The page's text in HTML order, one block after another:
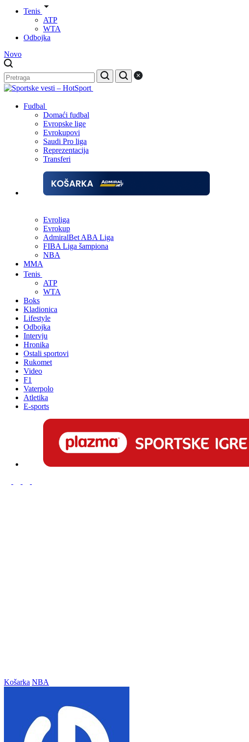
Tenis
ATP
WTA
Odbojka
Novo
Fudbal
Domaći fudbal
Evropske lige
Evrokupovi
Saudi Pro liga
Reprezentacija
Transferi
Evroliga
Evrokup
AdmiralBet ABA Liga
FIBA Liga šampiona
NBA
MMA
Tenis
ATP
WTA
Boks
Kladionica
Lifestyle
Odbojka
Intervju
Hronika
Ostali sportovi
Rukomet
Video
F1
Vaterpolo
Atletika
E-sports
Košarka NBA